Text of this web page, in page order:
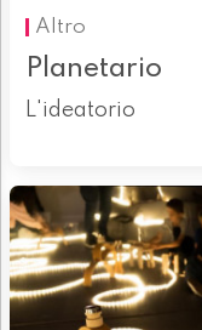
Altro
Planetario
L'ideatorio